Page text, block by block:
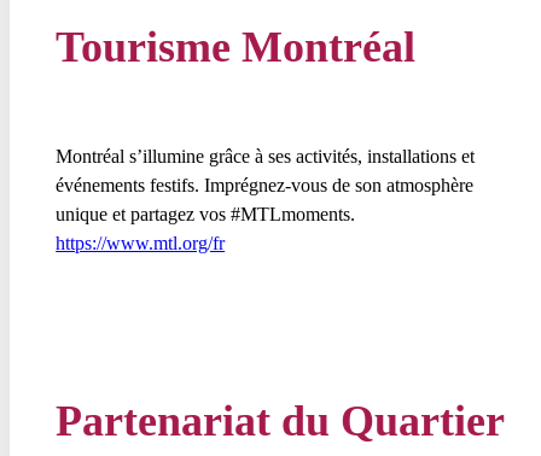
Tourisme Montréal
Montréal s’illumine grâce à ses activités, installations et
événements festifs. Imprégnez-vous de son atmosphère
unique et partagez vos #MTLmoments.
https://www.mtl.org/fr
Partenariat du Quartier